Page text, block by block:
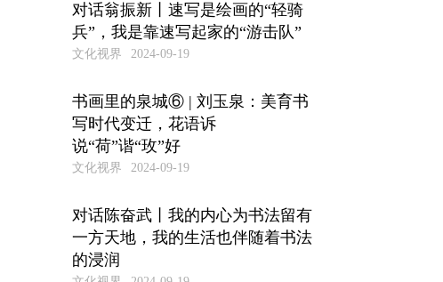
对话翁振新丨速写是绘画的“轻骑
兵”，我是靠速写起家的“游击队”
文化视界 2024-09-19
书画里的泉城⑥ | 刘玉泉：美育书
写时代变迁，花语诉
说“荷”谐“玫”好
文化视界 2024-09-19
对话陈奋武丨我的内心为书法留有
一方天地，我的生活也伴随着书法
的浸润